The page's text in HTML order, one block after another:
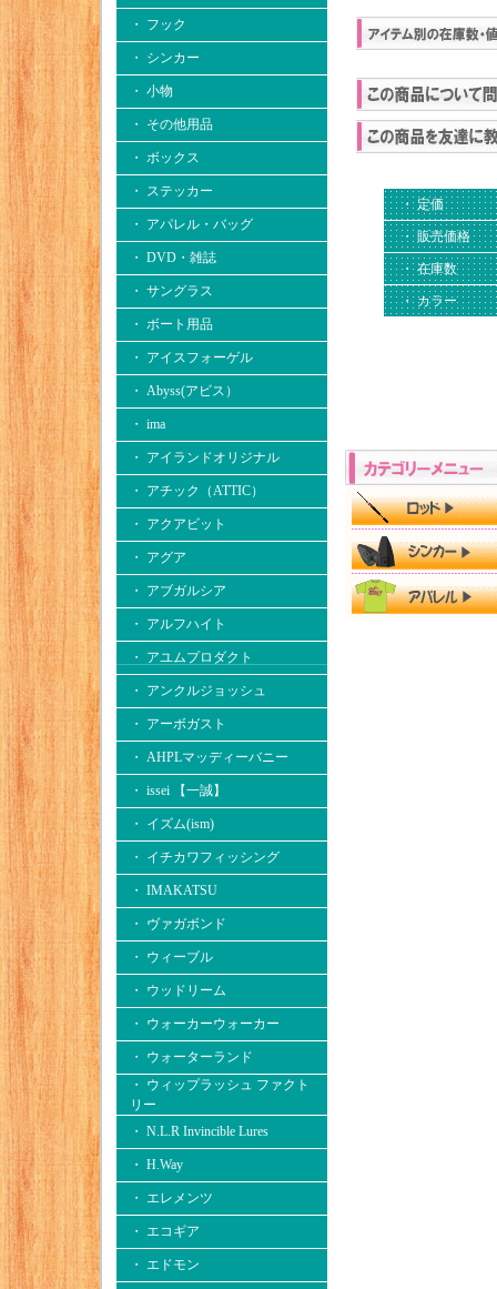
・ フック
・ シンカー
・ 小物
・ その他用品
・ ボックス
・ ステッカー
・ アパレル・バッグ
・ DVD・雑誌
・ サングラス
・ ボート用品
・ アイスフォーゲル
・ Abyss(アビス）
・ ima
・ アイランドオリジナル
・ アチック（ATTIC）
・ アクアビット
・ アグア
・ アブガルシア
・ アルフハイト
・ アユムプロダクト
・ アンクルジョッシュ
・ アーボガスト
・ AHPLマッディーバニー
・ issei 【一誠】
・ イズム(ism)
・ イチカワフィッシング
・ IMAKATSU
・ ヴァガボンド
・ ウィーブル
・ ウッドリーム
・ ウォーカーウォーカー
・ ウォーターランド
・ ウィップラッシュ ファクト
リー
・ N.L.R Invincible Lures
・ H.Way
・ エレメンツ
・ エコギア
・ エドモン
・ 定価
・ 販売価格
・ 在庫数
・ カラー